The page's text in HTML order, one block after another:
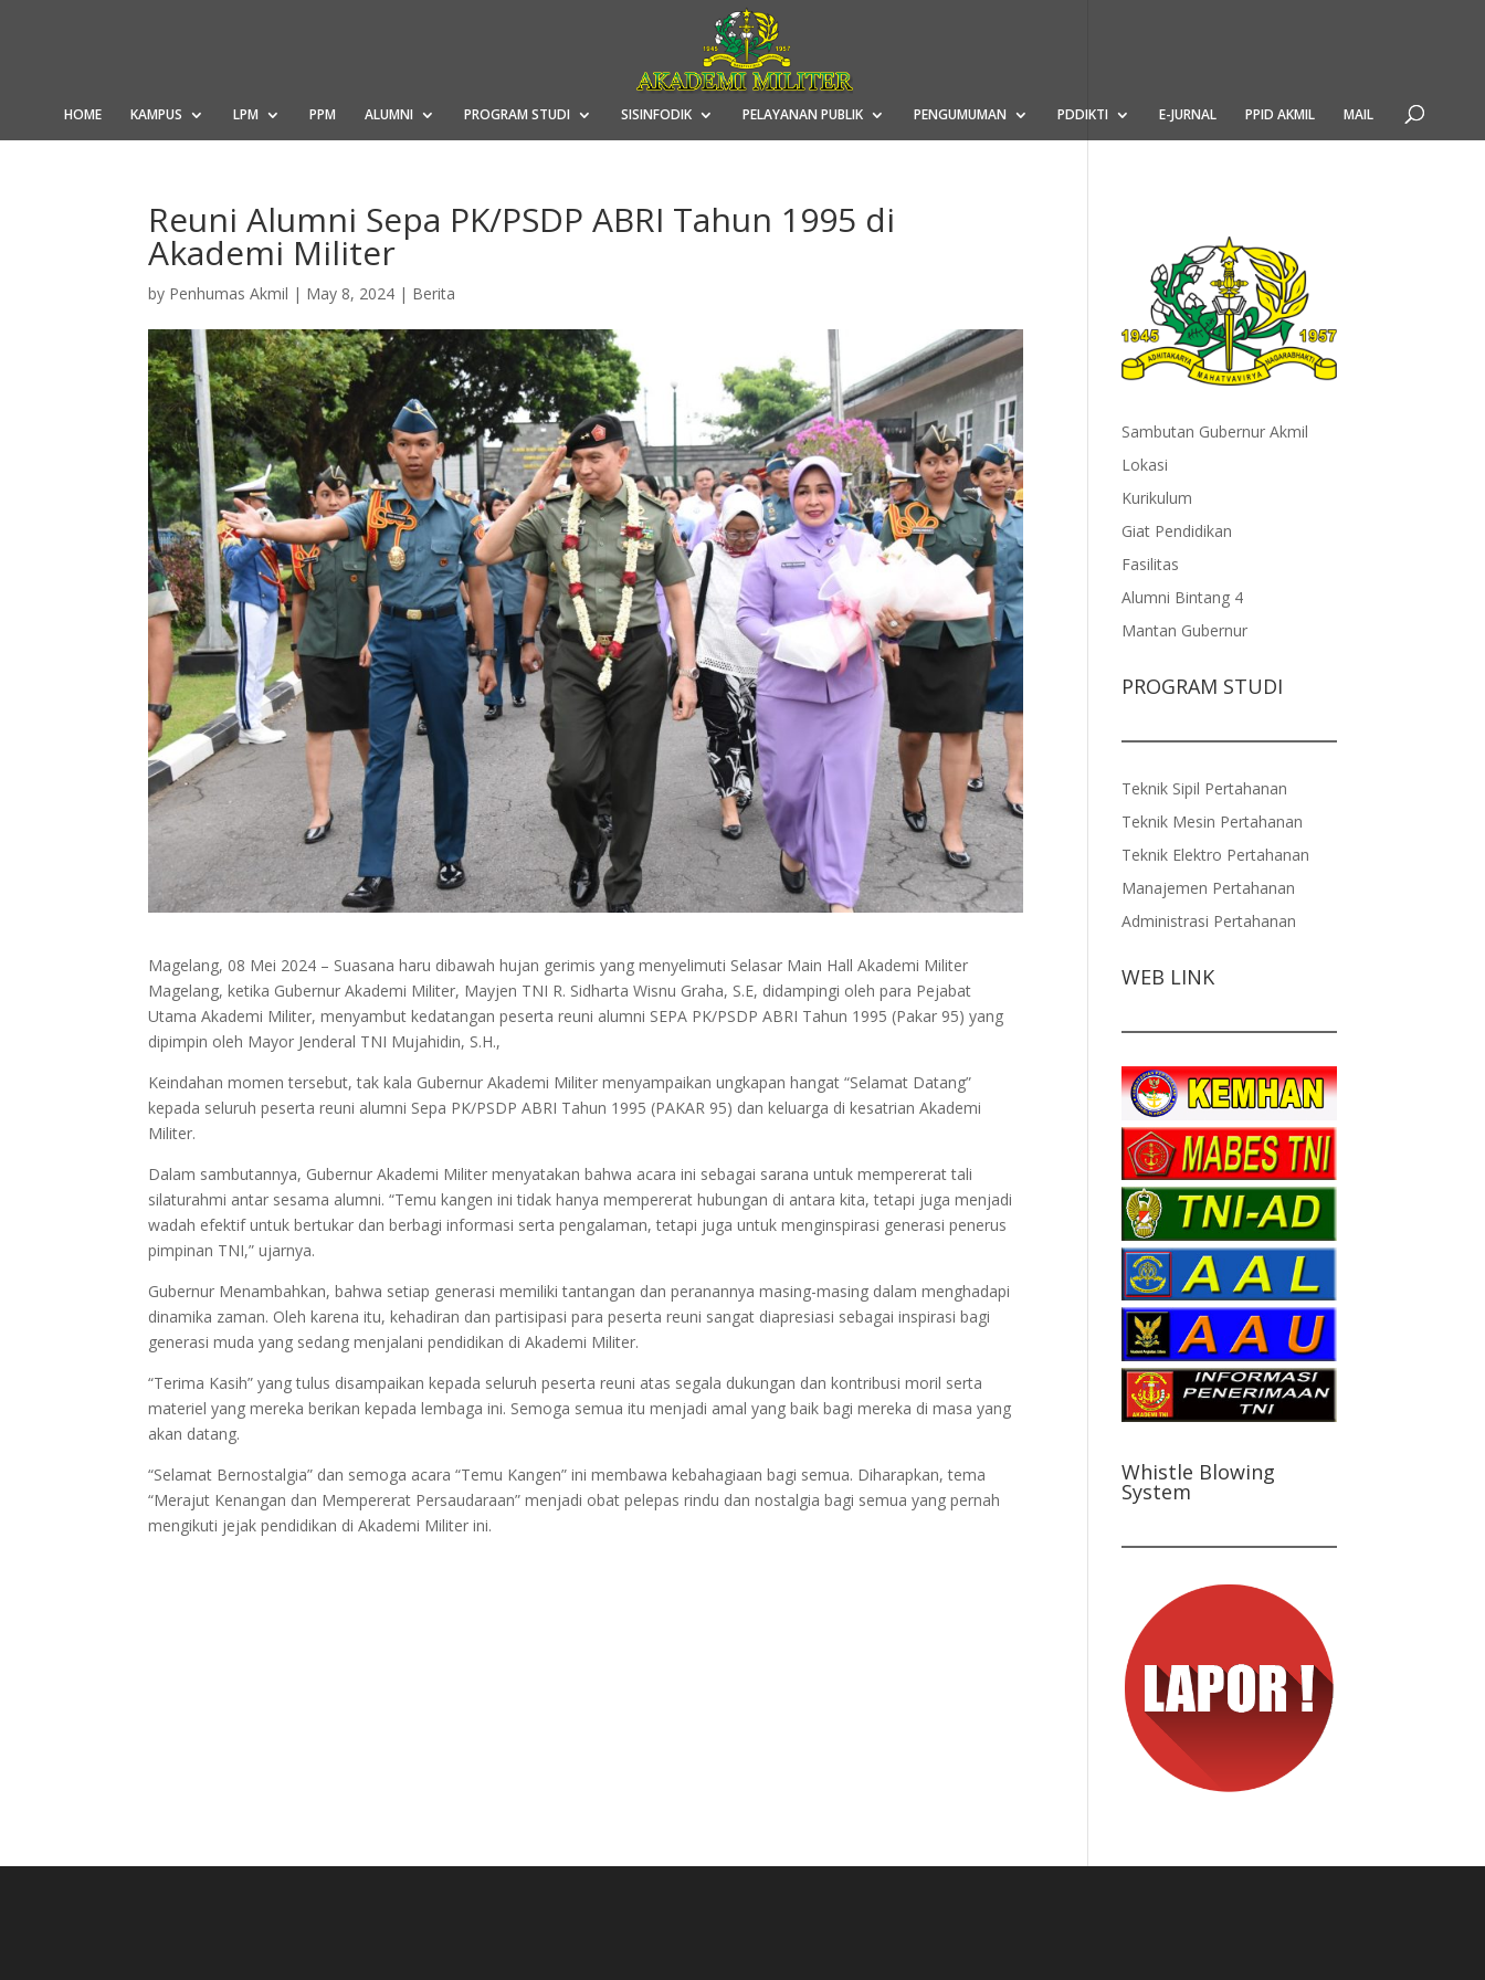
HOME KAMPUS LPM PPM ALUMNI PROGRAM STUDI SISINFODIK PELAYANAN PUBLIK PENGUMUMAN PDDIKTI E-JURNAL PPID AKMIL MAIL
Reuni Alumni Sepa PK/PSDP ABRI Tahun 1995 di
Akademi Militer
by Penhumas Akmil | May 8, 2024 | Berita
Magelang, 08 Mei 2024 – Suasana haru dibawah hujan gerimis yang menyelimuti Selasar Main Hall Akademi Militer
Magelang, ketika Gubernur Akademi Militer, Mayjen TNI R. Sidharta Wisnu Graha, S.E, didampingi oleh para Pejabat
Utama Akademi Militer, menyambut kedatangan peserta reuni alumni SEPA PK/PSDP ABRI Tahun 1995 (Pakar 95) yang
dipimpin oleh Mayor Jenderal TNI Mujahidin, S.H.,
Keindahan momen tersebut, tak kala Gubernur Akademi Militer menyampaikan ungkapan hangat “Selamat Datang”
kepada seluruh peserta reuni alumni Sepa PK/PSDP ABRI Tahun 1995 (PAKAR 95) dan keluarga di kesatrian Akademi
Militer.
Dalam sambutannya, Gubernur Akademi Militer menyatakan bahwa acara ini sebagai sarana untuk mempererat tali
silaturahmi antar sesama alumni. “Temu kangen ini tidak hanya mempererat hubungan di antara kita, tetapi juga menjadi
wadah efektif untuk bertukar dan berbagi informasi serta pengalaman, tetapi juga untuk menginspirasi generasi penerus
pimpinan TNI,” ujarnya.
Gubernur Menambahkan, bahwa setiap generasi memiliki tantangan dan peranannya masing-masing dalam menghadapi
dinamika zaman. Oleh karena itu, kehadiran dan partisipasi para peserta reuni sangat diapresiasi sebagai inspirasi bagi
generasi muda yang sedang menjalani pendidikan di Akademi Militer.
“Terima Kasih” yang tulus disampaikan kepada seluruh peserta reuni atas segala dukungan dan kontribusi moril serta
materiel yang mereka berikan kepada lembaga ini. Semoga semua itu menjadi amal yang baik bagi mereka di masa yang
akan datang.
“Selamat Bernostalgia” dan semoga acara “Temu Kangen” ini membawa kebahagiaan bagi semua. Diharapkan, tema
“Merajut Kenangan dan Mempererat Persaudaraan” menjadi obat pelepas rindu dan nostalgia bagi semua yang pernah
mengikuti jejak pendidikan di Akademi Militer ini.
Sambutan Gubernur Akmil
Lokasi
Kurikulum
Giat Pendidikan
Fasilitas
Alumni Bintang 4
Mantan Gubernur
PROGRAM STUDI
Teknik Sipil Pertahanan
Teknik Mesin Pertahanan
Teknik Elektro Pertahanan
Manajemen Pertahanan
Administrasi Pertahanan
WEB LINK
Whistle Blowing
System